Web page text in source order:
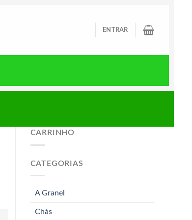
ENTRAR
CARRINHO
CATEGORIAS
A Granel
Chás